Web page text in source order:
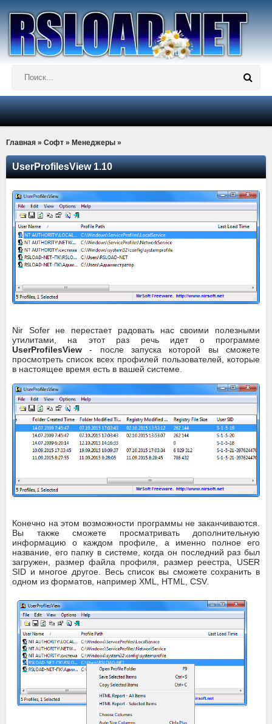
Главная » Софт » Менеджеры »
UserProfilesView 1.10
Nir Sofer не перестает радовать нас своими полезными
утилитами, на этот раз речь идет о программе
UserProfilesView - после запуска которой вы сможете
просмотреть список всех профилей пользователей, которые
в настоящее время есть в вашей системе.
Конечно на этом возможности программы не заканчиваются.
Вы также сможете просматривать дополнительную
информацию о каждом профиле, а именно полное его
название, его папку в системе, когда он последний раз был
загружен, размер файла профиля, размер реестра, USER
SID и многое другое. Весь список вы сможете сохранить в
одном из форматов, например XML, HTML, CSV.